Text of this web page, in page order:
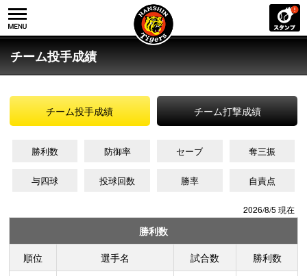
チーム投手成績
チーム投手成績 チーム打撃成績
勝利数 防御率 セーブ 奪三振
与四球 投球回数 勝率 自責点
2026/8/5 現在
勝利数
順位
選手名 試合数
勝利数